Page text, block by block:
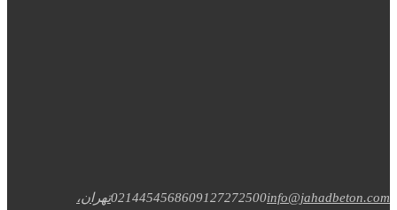
0214454568609127272500info@jahadbeton.com
تهران،